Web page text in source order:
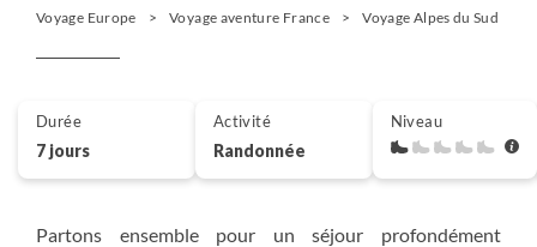
Voyage Europe Voyage aventure France Voyage Alpes du Sud
Partons ensemble pour un séjour profondément
Durée
7 jours
Activité
Randonnée
Niveau